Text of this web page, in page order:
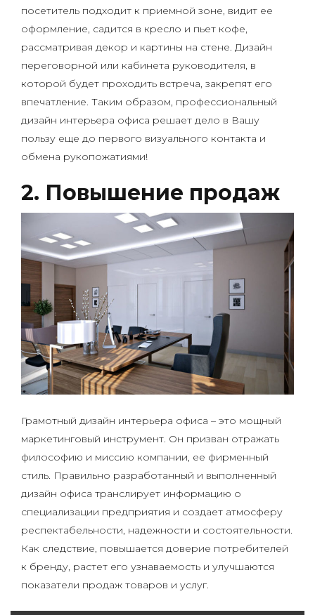
посетитель подходит к приемной зоне, видит ее
оформление, садится в кресло и пьет кофе,
рассматривая декор и картины на стене. Дизайн
переговорной или кабинета руководителя, в
которой будет проходить встреча, закрепят его
впечатление. Таким образом, профессиональный
дизайн интерьера офиса решает дело в Вашу
пользу еще до первого визуального контакта и
обмена рукопожатиями!
2. Повышение продаж
Грамотный дизайн интерьера офиса – это мощный
маркетинговый инструмент. Он призван отражать
философию и миссию компании, ее фирменный
стиль. Правильно разработанный и выполненный
дизайн офиса транслирует информацию о
специализации предприятия и создает атмосферу
респектабельности, надежности и состоятельности.
Как следствие, повышается доверие потребителей
к бренду, растет его узнаваемость и улучшаются
показатели продаж товаров и услуг.